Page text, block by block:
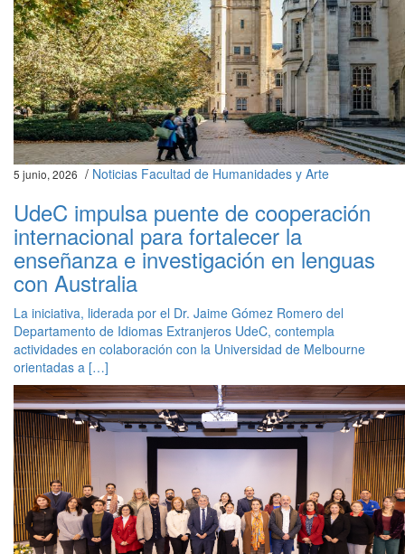
5 junio, 2026 / Noticias Facultad de Humanidades y Arte
UdeC impulsa puente de cooperación
internacional para fortalecer la
enseñanza e investigación en lenguas
con Australia
La iniciativa, liderada por el Dr. Jaime Gómez Romero del
Departamento de Idiomas Extranjeros UdeC, contempla
actividades en colaboración con la Universidad de Melbourne
orientadas a […]